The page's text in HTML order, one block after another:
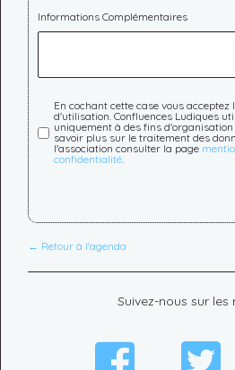
Informations Complémentaires
En cochant cette case vous
d'utilisation. Confluences Ludiques
uniquement à des fins d'organisation
savoir plus sur le traitement des
l'association consulter la page
confidentialité.
← Retour à l'agenda
Suivez-nous sur les